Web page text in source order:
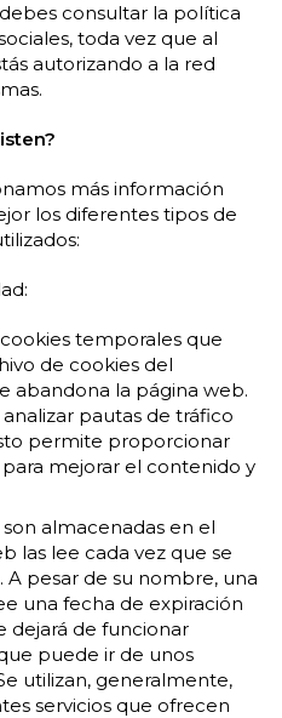
consultar la política
toda vez que al
autorizando a la red
más información
los diferentes tipos de
temporales que
de cookies del
abandona la página web.
pautas de tráfico
permite proporcionar
mejorar el contenido y
almacenadas en el
las lee cada vez que se
A pesar de su nombre, una
una fecha de expiración
dejará de funcionar
puede ir de unos
utilizan, generalmente,
servicios que ofrecen